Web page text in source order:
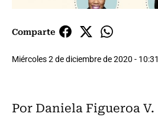
Comparte
Miércoles 2 de diciembre de 2020 - 10:31
Por Daniela Figueroa V.